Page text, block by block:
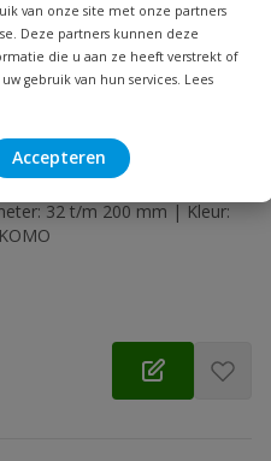
van onze site met onze partners
Deze partners kunnen deze
die u aan ze heeft verstrekt of
gebruik van hun services. Lees
Accepteren
32 t/m 200 mm | Kleur: